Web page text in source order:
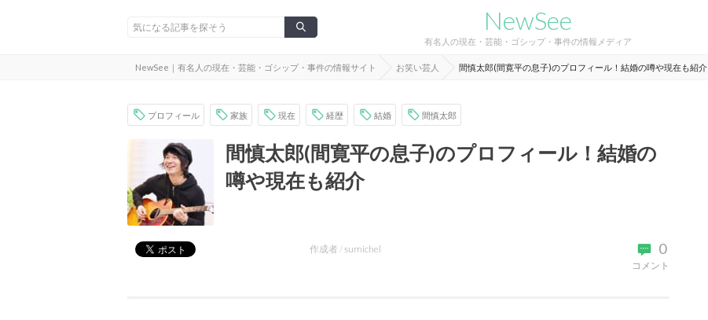
NewSee
有名人の現在・芸能・ゴシップ・事件の情報メディア
NewSee｜有名人の現在・芸能・ゴシップ・事件の情報サイト お笑い芸人 間慎太郎(間寛平の息子)のプロフィール！結婚の噂や現在も紹介
プロフィール 家族 現在 経歴 結婚 間慎太郎
間慎太郎(間寛平の息子)のプロフィール！結婚の
噂や現在も紹介
0
コメント
作成者 / sumichel